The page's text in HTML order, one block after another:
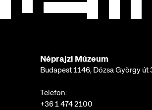
Néprajzi Múzeum
Budapest 1146, Dózsa György út
Telefon:
+36 1 474 2100